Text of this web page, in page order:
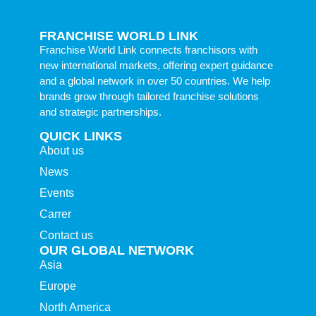
FRANCHISE WORLD LINK
Franchise World Link connects franchisors with
new international markets, offering expert guidance
and a global network in over 50 countries. We help
brands grow through tailored franchise solutions
and strategic partnerships.
QUICK LINKS
About us
News
Events
Carrer
Contact us
OUR GLOBAL NETWORK
Asia
Europe
North America